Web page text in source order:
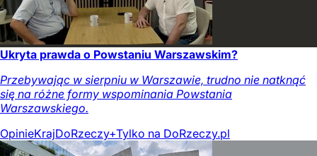
Ukryta prawda o Powstaniu Warszawskim?
Przebywając w sierpniu w Warszawie, trudno nie natknąć
się na różne formy wspominania Powstania
Warszawskiego.
OpinieKrajDoRzeczy+Tylko na DoRzeczy.pl